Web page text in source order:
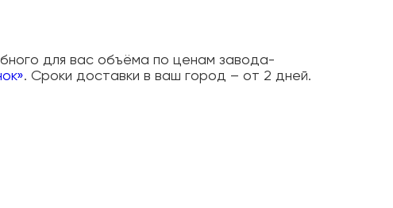
для вас объёма по ценам завода-
. Сроки доставки в ваш город – от 2 дней.